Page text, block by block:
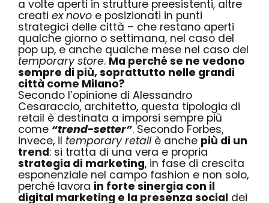
a volte aperti in strutture preesistenti, altre
creati ex novo e posizionati in punti
strategici delle città – che restano aperti
qualche giorno o settimana, nel caso del
pop up, e anche qualche mese nel caso del
temporary store. Ma perché se ne vedono
sempre di più, soprattutto nelle grandi
città come Milano?
Secondo l’opinione di Alessandro
Cesaraccio, architetto, questa tipologia di
retail è destinata a imporsi sempre più
come “trend-setter”. Secondo Forbes,
invece, il temporary retailè anche più di un
trend: si tratta di una vera e propria
strategia di marketing, in fase di crescita
esponenziale nel campo fashion e non solo,
perché lavora in forte sinergia con il
digital marketing e la presenza social dei